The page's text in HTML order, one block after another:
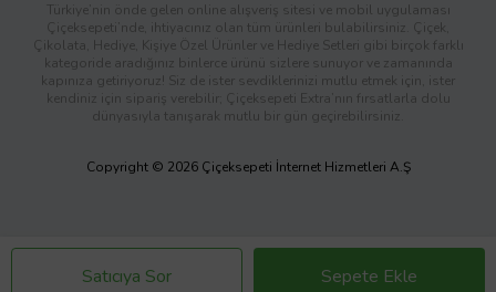
Satıcıya Sor Sepete Ekle
Türkiye’nin önde gelen online alışveriş sitesi ve mobil uygulaması
Çiçeksepeti’nde, ihtiyacınız olan tüm ürünleri bulabilirsiniz. Çiçek,
Çikolata, Hediye, Kişiye Özel Ürünler ve Hediye Setleri gibi birçok farklı
kategoride aradığınız binlerce ürünü sizlere sunuyor ve zamanında
kapınıza getiriyoruz! Siz de ister sevdiklerinizi mutlu etmek için, ister
kendiniz için sipariş verebilir; Çiçeksepeti Extra’nın fırsatlarla dolu
dünyasıyla tanışarak mutlu bir gün geçirebilirsiniz.
Copyright © 2026 Çiçeksepeti İnternet Hizmetleri A.Ş